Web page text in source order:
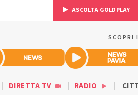
ASCOLTA GOLDPLAY
SCOPRI
DIRETTA TV RADIO